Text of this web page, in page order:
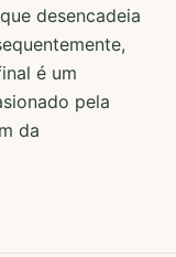
desencadeia
é um
pela
da